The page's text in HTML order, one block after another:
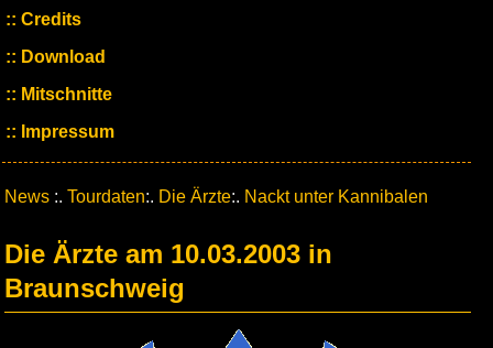
Credits
Download
Mitschnitte
Impressum
News :. Tourdaten:. Die Ärzte:. Nackt unter Kannibalen
Die Ärzte am 10.03.2003 in
Braunschweig